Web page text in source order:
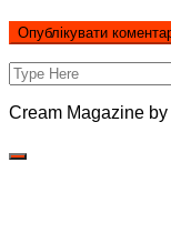
Cream Magazine by